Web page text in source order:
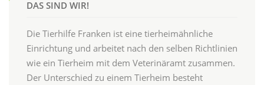
DAS SIND WIR!
Die Tierhilfe Franken ist eine tierheimähnliche
Einrichtung und arbeitet nach den selben Richtlinien
wie ein Tierheim mit dem Veterinäramt zusammen.
Der Unterschied zu einem Tierheim besteht